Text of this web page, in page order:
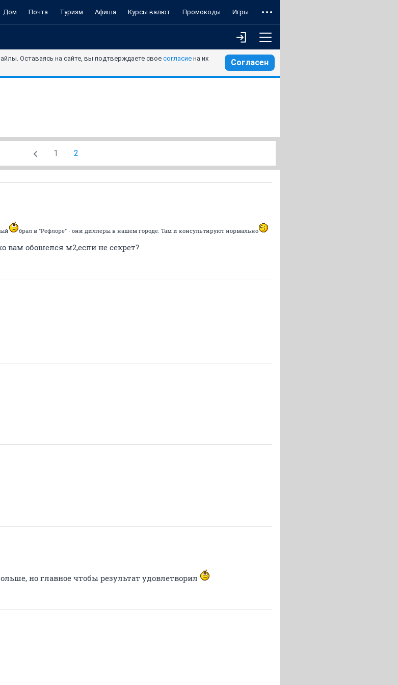
Дом Почта Туризм Афиша Курсы валют Промокоды Игры
Оставаясь на сайте, вы подтверждаете свое согласие на их
Согласен
1 2
брал в "Рефлоре" - они диллеры в нашем городе. Там и консультируют нормально
вам обошелся м2,если не секрет?
но главное чтобы результат удовлетворил